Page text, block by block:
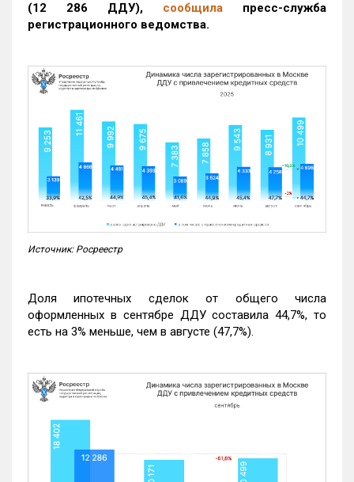
(12 286 ДДУ), сообщила пресс-служба
регистрационного ведомства.
Источник: Росреестр
Доля ипотечных сделок от общего числа
оформленных в сентябре ДДУ составила 44,7%, то
есть на 3% меньше, чем в августе (47,7%).